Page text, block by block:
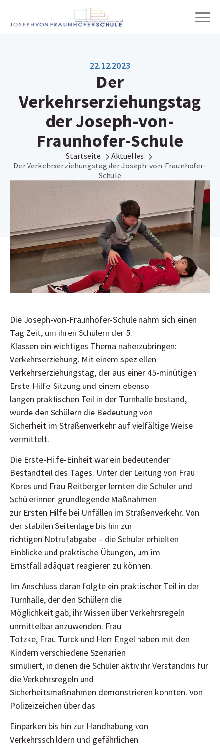
Einschreibung & Übertritt
Digitale Schule
Elternbeirat
Schulmanager Login
22.12.2023
Der
Verkehrserziehungstag
der Joseph-von-
Fraunhofer-Schule
Startseite
Aktuelles
Der Verkehrserziehungstag der Joseph-von-Fraunhofer-
Schule
Die Joseph-von-Fraunhofer-Schule nahm sich einen
Tag Zeit, um ihren Schülern der 5.
Klassen ein wichtiges Thema näherzubringen:
Verkehrserziehung. Mit einem speziellen
Verkehrserziehungstag, der aus einer 45-minütigen
Erste-Hilfe-Sitzung und einem ebenso
langen praktischen Teil in der Turnhalle bestand,
wurde den Schülern die Bedeutung von
Sicherheit im Straßenverkehr auf vielfältige Weise
vermittelt.
Die Erste-Hilfe-Einheit war ein bedeutender
Bestandteil des Tages. Unter der Leitung von Frau
Kores und Frau Reitberger lernten die Schüler und
Schülerinnen grundlegende Maßnahmen
zur Ersten Hilfe bei Unfällen im Straßenverkehr. Von
der stabilen Seitenlage bis hin zur
richtigen Notrufabgabe – die Schüler erhielten
Einblicke und praktische Übungen, um im
Ernstfall adäquat reagieren zu können.
Im Anschluss daran folgte ein praktischer Teil in der
Turnhalle, der den Schülern die
Möglichkeit gab, ihr Wissen über Verkehrsregeln
unmittelbar anzuwenden. Frau
Totzke, Frau Türck und Herr Engel haben mit den
Kindern verschiedene Szenarien
simuliert, in denen die Schüler aktiv ihr Verständnis für
die Verkehrsregeln und
Sicherheitsmaßnahmen demonstrieren konnten. Von
Polizeizeichen über das
Einparken bis hin zur Handhabung von
Verkehrsschildern und gefährlichen